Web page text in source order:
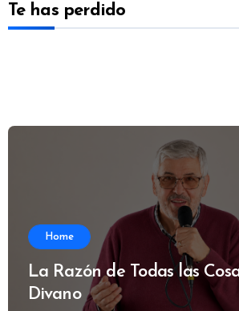
Te has perdido
Home
La Razón de Todas las
Divano